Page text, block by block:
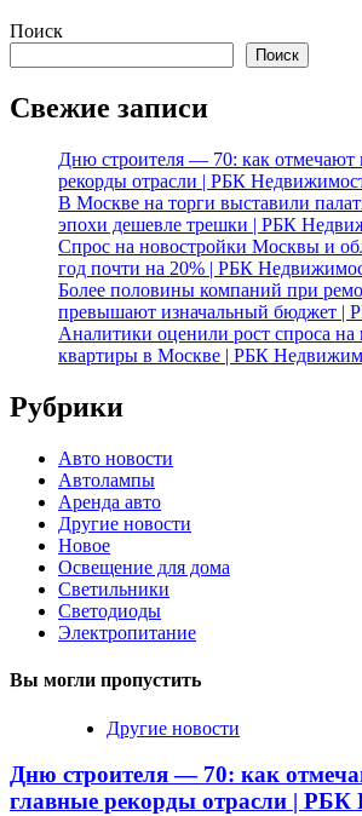
Поиск
Поиск
Свежие записи
Дню строителя — 70: как отмечают
рекорды отрасли | РБК
В Москве на торги выставили
эпохи дешевле трешки | РБК
Спрос на новостройки Москвы и
год почти на 20% | РБК
Более половины компаний при
превышают изначальный бюджет |
Аналитики оценили рост спроса на
квартиры в Москве | РБК
Рубрики
Авто новости
Автолампы
Аренда авто
Другие новости
Новое
Освещение для дома
Светильники
Светодиоды
Электропитание
Вы могли пропустить
Другие новости
Дню строителя — 70: как
главные рекорды отрасли | РБК